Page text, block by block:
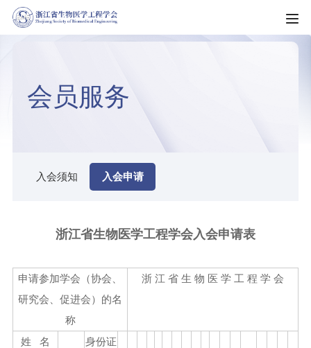
走进学会
专业委员会（分会）
联系方式
新闻动态
通知公告
科普园地
科技成果
入会须知
入会申请
会员风采
单位会员
法规标准
会员服务
入会须知 入会申请
浙江省生物医学工程学会入会申请表
申请参加学会（协会、
研究会、促进会）的名
称
浙 江 省 生 物 医 学 工 程 学 会
姓 名
身份证